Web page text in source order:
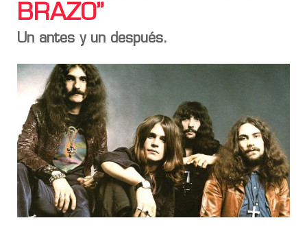
BRAZO”
Un antes y un después.